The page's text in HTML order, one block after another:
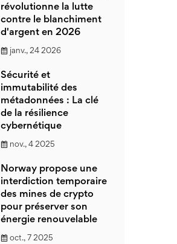
révolutionne la lutte
contre le blanchiment
d'argent en 2026
janv., 24 2026
Sécurité et
immutabilité des
métadonnées : La clé
de la résilience
cybernétique
nov., 4 2025
Norway propose une
interdiction temporaire
des mines de crypto
pour préserver son
énergie renouvelable
oct., 7 2025